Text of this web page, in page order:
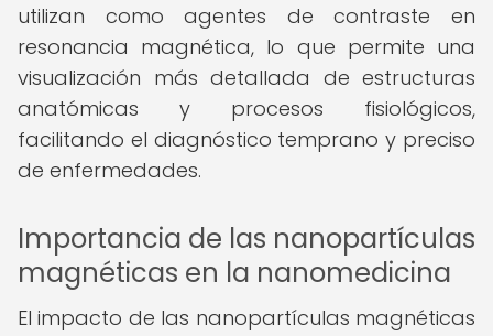
utilizan como agentes de contraste en
resonancia magnética, lo que permite una
visualización más detallada de estructuras
anatómicas y procesos fisiológicos,
facilitando el diagnóstico temprano y preciso
de enfermedades.
Importancia de las nanopartículas
magnéticas en la nanomedicina
El impacto de las nanopartículas magnéticas